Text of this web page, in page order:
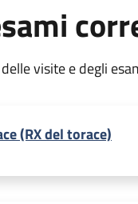
visite e degli
(RX del torace)